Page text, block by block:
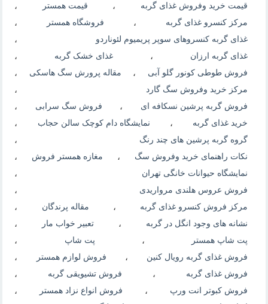
قیمت خرید وفروش غذای گربه ، قیمت همستر ،
مرکز کنسرو غذای گربه ، فروشگاه همستر ،
غذای گربه کنسروهای سوپر پریمیوم لئوناردو ،
غذای گربه ارزان ، غذای خشک گربه ،
فروش طوطی کونور گلو آبی ، مقاله پرورش سگ هاسکی ،
مرکز خرید وفروش سگ گارد ،
فروش گربه پرشین نسکافه ای ، فروش سگ سرابی ،
خرید غذای گربه ، نمایشگاه دام کوچک سالن حجاب ،
گروه گربه پرشین های چند رنگ ،
نکات راهنمای خرید وفروش سگ ، مغازه همستر فروش ،
نمایشگاه حیوانات خانگی تهران ،
فروش عروس هلندی مرواریدی ،
مرکز فروش کنسرو غذای گربه ، مقاله پرندگان ،
نشانه های وجود انگل در گربه ، تعبیر خواب مار ،
پت شاپ همستر ، پت شاپ ،
فروش غذای گربه رویال کنین ، فروش لوازم همستر ،
فروش غذای گربه ، فروش تشیویقی گربه ،
فروش کبوتر انت ورپ ، فروش انواع نزاد همستر ،